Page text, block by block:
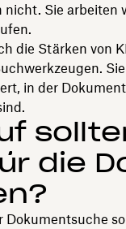
nicht. Sie arbeiten
die Stärken von
in der
die
Dokumentsuche